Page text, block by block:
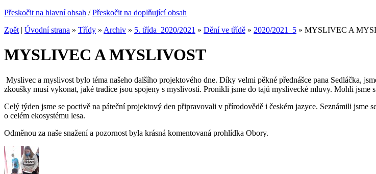
Přeskočit na hlavní obsah /Přeskočit na doplňující obsah
Zpět | Úvodní strana » Třídy » Archiv » 5. třída_2020/2021 » Dění ve třídě » 2020/2021_5 » MYSLIVEC A
MYSLIVEC A MYSLIVOST
Myslivec a myslivost bylo téma našeho dalšího projektového dne. Díky velmi pěkné přednášce pana Sedláčka,
zkoušky musí vykonat, jaké tradice jsou spojeny s myslivostí. Pronikli jsme do tajů myslivecké mluvy. Mohli
Celý týden jsme se poctivě na páteční projektový den připravovali v přírodovědě i českém jazyce. Seznámili
o celém ekosystému lesa.
Odměnou za naše snažení a pozornost byla krásná komentovaná prohlídka Obory.